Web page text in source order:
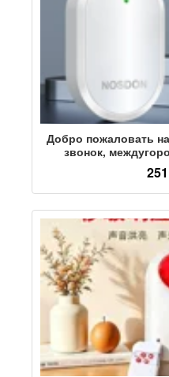
Добро пожаловать
звонок,
раздельное
сигнализация,